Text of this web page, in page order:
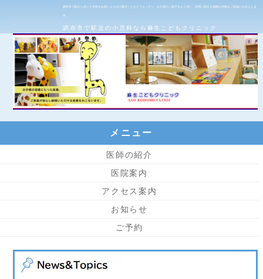
調布市で駅から近い小児科をお探しならぜひ麻生こどもクリニックへ。お子様のご様子をよく伺い，状態に関する適確な情報をご家族にお伝えしま
す。
調布市で駅近の小児科なら麻生こどもクリニック
メニュー
医師の紹介
医院案内
アクセス案内
お知らせ
ご予約